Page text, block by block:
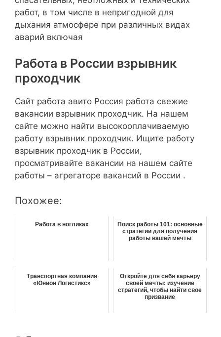
работ, в том числе в непригодной для
дыхания атмосфере при различных видах
аварий включая
Работа в России взрывник
проходчик
Сайт работа авито Россия работа свежие
вакансии взрывник проходчик. На нашем
сайте можно найти высокооплачиваемую
работу взрывник проходчик. Ищите работу
взрывник проходчик в России,
просматривайте вакансии на нашем сайте
работы – агрегаторе вакансий в России .
Похожее:
Работа в ногликах
Поиск работы 101: основные
стратегии для получения
работы вашей мечты
Транспортная компания
«Юнион Логистикс»
Откройте для себя карьеру
своей мечты: изучение
стратегий, чтобы найти свое
призвание